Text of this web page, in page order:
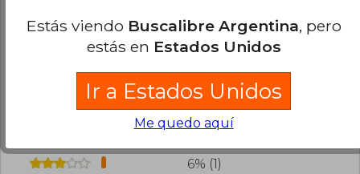
Cargar más opiniones del libro
¿Leíste este libro? Inicia sesiónpara poder
agregar tu propia evaluación.
94% (16)
6% (1)
Estás viendo Buscalibre Argentina, pero
estás en Estados Unidos
Ir a Estados Unidos
Me quedo aquí